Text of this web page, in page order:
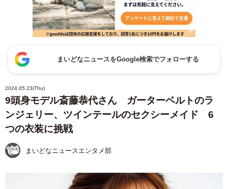
まいどなニュースをGoogle検索でフォローする
2024.05.23(Thu)
9頭身モデル斎藤恭代さん ガーターベルトのラ
ンジェリー、ツインテールのセクシーメイド 6
つの衣装に挑戦
まいどなニュースエンタメ部